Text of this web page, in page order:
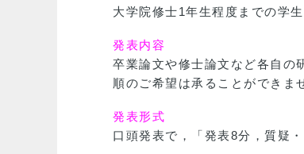
大学院修士1年生程度までの学
発表内容
卒業論文や修士論文など各自の
順のご希望は承ることができま
発表形式
口頭発表で，「発表8分，質疑